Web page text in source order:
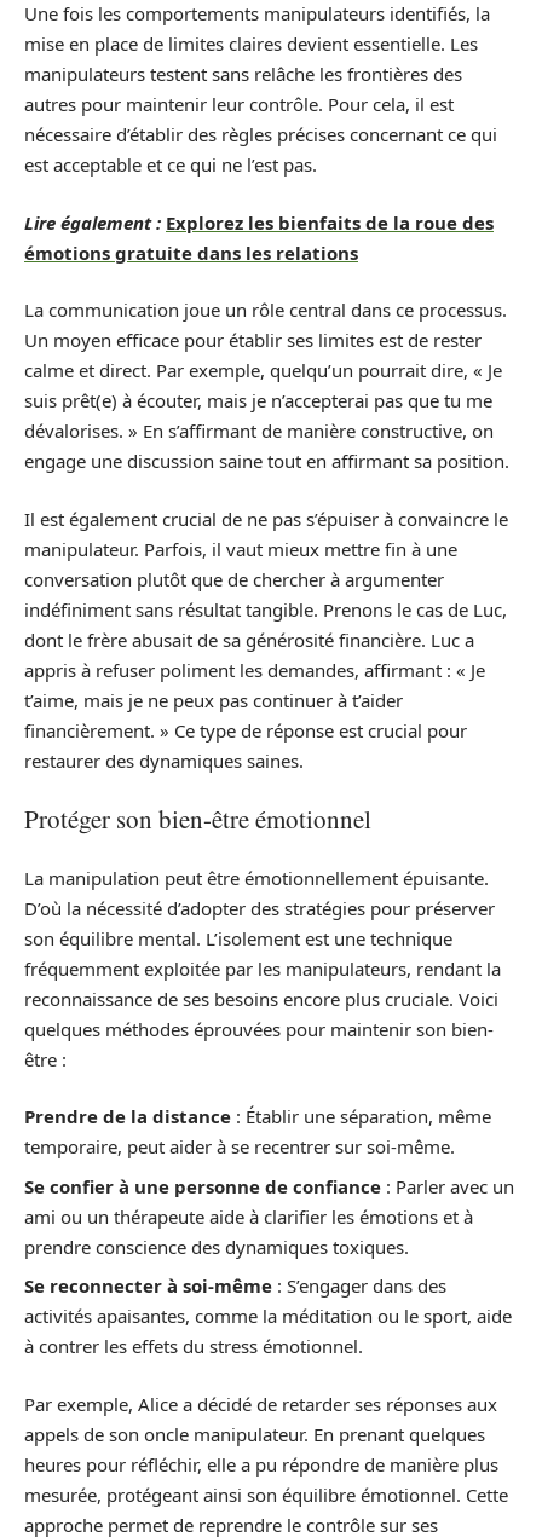
Une fois les comportements manipulateurs identifiés, la
mise en place de limites claires devient essentielle. Les
manipulateurs testent sans relâche les frontières des
autres pour maintenir leur contrôle. Pour cela, il est
nécessaire d’établir des règles précises concernant ce qui
est acceptable et ce qui ne l’est pas.
Lire également : Explorez les bienfaits de la roue des
émotions gratuite dans les relations
La communication joue un rôle central dans ce processus.
Un moyen efficace pour établir ses limites est de rester
calme et direct. Par exemple, quelqu’un pourrait dire, « Je
suis prêt(e) à écouter, mais je n’accepterai pas que tu me
dévalorises. » En s’affirmant de manière constructive, on
engage une discussion saine tout en affirmant sa position.
Il est également crucial de ne pas s’épuiser à convaincre le
manipulateur. Parfois, il vaut mieux mettre fin à une
conversation plutôt que de chercher à argumenter
indéfiniment sans résultat tangible. Prenons le cas de Luc,
dont le frère abusait de sa générosité financière. Luc a
appris à refuser poliment les demandes, affirmant : « Je
t’aime, mais je ne peux pas continuer à t’aider
financièrement. » Ce type de réponse est crucial pour
restaurer des dynamiques saines.
Protéger son bien-être émotionnel
La manipulation peut être émotionnellement épuisante.
D’où la nécessité d’adopter des stratégies pour préserver
son équilibre mental. L’isolement est une technique
fréquemment exploitée par les manipulateurs, rendant la
reconnaissance de ses besoins encore plus cruciale. Voici
quelques méthodes éprouvées pour maintenir son bien-
être :
Prendre de la distance : Établir une séparation, même
temporaire, peut aider à se recentrer sur soi-même.
Se confier à une personne de confiance : Parler avec un
ami ou un thérapeute aide à clarifier les émotions et à
prendre conscience des dynamiques toxiques.
Se reconnecter à soi-même : S’engager dans des
activités apaisantes, comme la méditation ou le sport, aide
à contrer les effets du stress émotionnel.
Par exemple, Alice a décidé de retarder ses réponses aux
appels de son oncle manipulateur. En prenant quelques
heures pour réfléchir, elle a pu répondre de manière plus
mesurée, protégeant ainsi son équilibre émotionnel. Cette
approche permet de reprendre le contrôle sur ses